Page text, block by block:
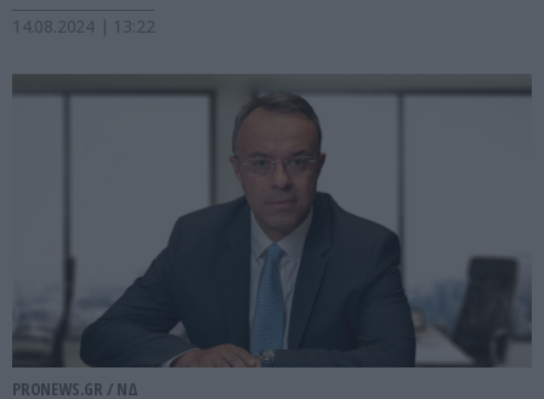
14.08.2024 | 13:22
PRONEWS.GR / ΝΔ